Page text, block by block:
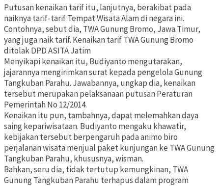
Putusan kenaikan tarif itu, lanjutnya, berakibat pada
naiknya tarif-tarif Tempat Wisata Alam di negara ini.
Contohnya, sebut dia, TWA Gunung Bromo, Jawa Timur,
yang juga naik tarif. Kenaikan tarif TWA Gunung Bromo
ditolak DPD ASITA Jatim
Menyikapi kenaikan itu, Budiyanto mengutarakan,
jajarannya mengirimkan surat kepada pengelola Gunung
Tangkuban Parahu. Jawabannya, ungkap dia, kenaikan
tersebut merupakan pelaksanaan putusan Peraturan
Pemerintah No 12/2014.
Kenaikan itu pun, tambahnya, dapat melemahkan daya
saing kepariwisataan. Budiyanto mengaku khawatir,
kebijakan tersebut berpengaruh pada animo biro
perjalanan wisata menjual paket kunjungan ke TWA Gunung
Tangkuban Parahu, khususnya, wisman.
Bahkan, seru dia, tidak tertutup kemungkinan, TWA
Gunung Tangkuban Parahu terhapus dalam program